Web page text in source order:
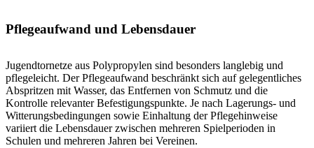
Pflegeaufwand und Lebensdauer
Jugendtornetze aus Polypropylen sind besonders langlebig und
pflegeleicht. Der Pflegeaufwand beschränkt sich auf gelegentliches
Abspritzen mit Wasser, das Entfernen von Schmutz und die
Kontrolle relevanter Befestigungspunkte. Je nach Lagerungs- und
Witterungsbedingungen sowie Einhaltung der Pflegehinweise
variiert die Lebensdauer zwischen mehreren Spielperioden in
Schulen und mehreren Jahren bei Vereinen.